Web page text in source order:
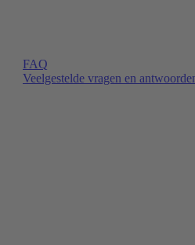
FAQ
Veelgestelde vragen en